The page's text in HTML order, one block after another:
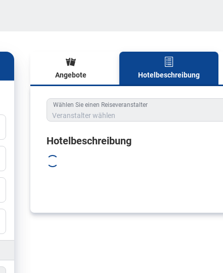
Angebote Hotelbeschreibung
Hotelbeschreibung
Wählen Sie einen Reiseveranstalter
Veranstalter wählen
Hotelbeschreibung